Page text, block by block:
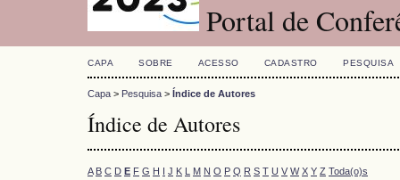
Portal de
CAPA SOBRE ACESSO CADASTRO PESQUISA
Capa > Pesquisa > Índice de Autores
Índice de Autores
A B C D E F G H I J K L M N O P Q R S T U V W X Y Z Toda(o)s